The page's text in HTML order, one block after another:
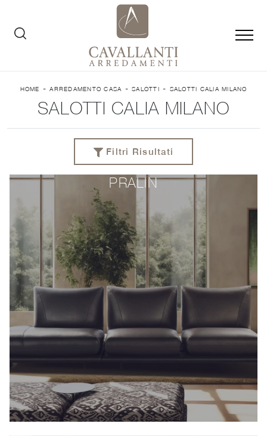
HOME -ARREDAMENTO CASA - SALOTTI - SALOTTI CALIA MILANO
SALOTTI CALIA MILANO
Filtri Risultati
PRALIN